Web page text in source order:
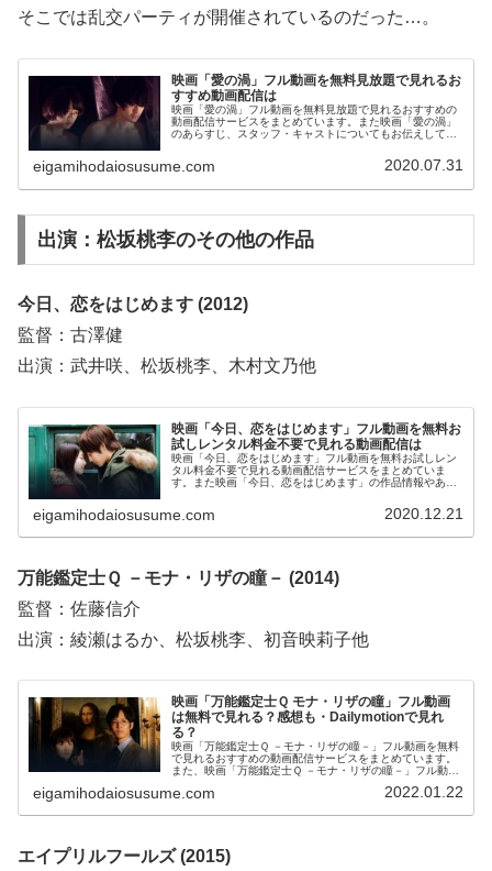
そこでは乱交パーティが開催されているのだった…。
映画「愛の渦」フル動画を無料見放題で見れるお
すすめ動画配信は
映画「愛の渦」フル動画を無料見放題で見れるおすすめの
動画配信サービスをまとめています。また映画「愛の渦」
のあらすじ、スタッフ・キャストについてもお伝えしてい
eigamihodaiosusume.com 2020.07.31
出演：松坂桃李のその他の作品
今日、恋をはじめます (2012)
監督：古澤健
出演：武井咲、松坂桃李、木村文乃他
映画「今日、恋をはじめます」フル動画を無料お
試しレンタル料金不要で見れる動画配信は
映画「今日、恋をはじめます」フル動画を無料お試しレン
タル料金不要で見れる動画配信サービスをまとめていま
す。また映画「今日、恋をはじめます」の作品情報やあら
ービス選びや映画本編を見る前の予備知識として役立てて
ください。
eigamihodaiosusume.com 2020.12.21
万能鑑定士Ｑ －モナ・リザの瞳－ (2014)
監督：佐藤信介
出演：綾瀬はるか、松坂桃李、初音映莉子他
映画「万能鑑定士Ｑ モナ・リザの瞳」フル動画
は無料で見れる？感想も・Dailymotionで見れ
る？
映画「万能鑑定士Ｑ －モナ・リザの瞳－」フル動画を無料
で見れるおすすめの動画配信サービスをまとめています。
また、映画「万能鑑定士Ｑ －モナ・リザの瞳－」フル動画
ます。そして、映画「万能鑑定士Ｑ －モナ・リザの瞳－」
で、動画配信サービス選びや映画本編を見る前の予備知識
eigamihodaiosusume.com 2022.01.22
エイプリルフールズ (2015)